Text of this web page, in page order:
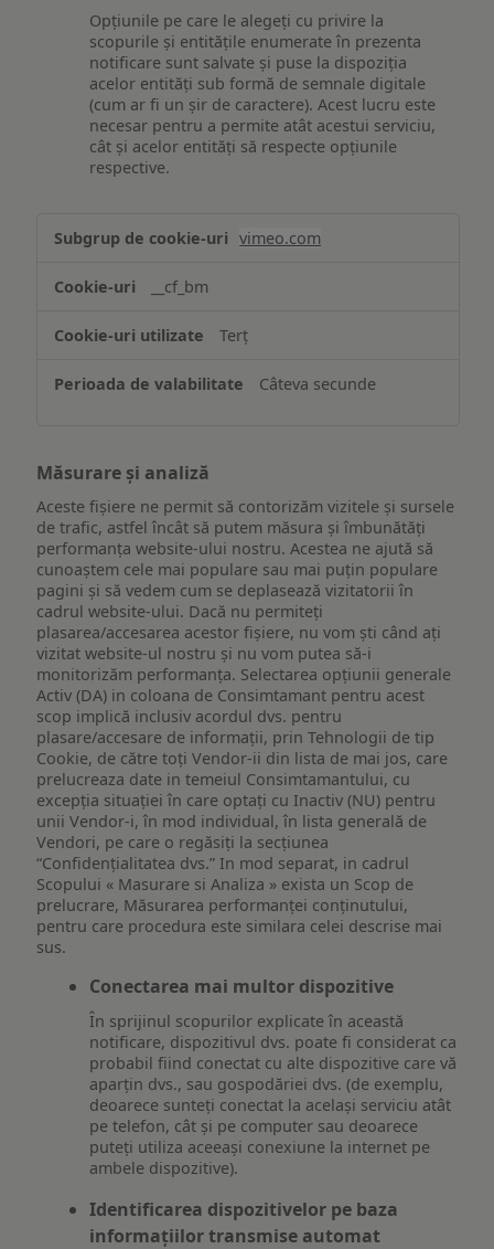
Opțiunile pe care le alegeți cu privire la
scopurile și entitățile enumerate în prezenta
notificare sunt salvate și puse la dispoziția
acelor entități sub formă de semnale digitale
(cum ar fi un șir de caractere). Acest lucru este
necesar pentru a permite atât acestui serviciu,
cât și acelor entități să respecte opțiunile
respective.
Asigurarea
funcționalităților
website-
ului
vimeo.com
__cf_bm
Terț
Câteva secunde
Măsurare și analiză
Aceste fișiere ne permit să contorizăm vizitele și sursele
de trafic, astfel încât să putem măsura și îmbunătăți
performanța website-ului nostru. Acestea ne ajută să
cunoaștem cele mai populare sau mai puțin populare
pagini și să vedem cum se deplasează vizitatorii în
cadrul website-ului. Dacă nu permiteți
plasarea/accesarea acestor fișiere, nu vom ști când ați
vizitat website-ul nostru și nu vom putea să-i
monitorizăm performanța. Selectarea opțiunii generale
Activ (DA) in coloana de Consimtamant pentru acest
scop implică inclusiv acordul dvs. pentru
plasare/accesare de informații, prin Tehnologii de tip
Cookie, de către toți Vendor-ii din lista de mai jos, care
prelucreaza date in temeiul Consimtamantului, cu
excepția situației în care optați cu Inactiv (NU) pentru
unii Vendor-i, în mod individual, în lista generală de
Vendori, pe care o regăsiți la secțiunea
“Confidențialitatea dvs.” In mod separat, in cadrul
Scopului « Masurare si Analiza » exista un Scop de
prelucrare, Măsurarea performanței conținutului,
pentru care procedura este similara celei descrise mai
sus.
Conectarea mai multor dispozitive
În sprijinul scopurilor explicate în această
notificare, dispozitivul dvs. poate fi considerat ca
probabil fiind conectat cu alte dispozitive care vă
aparțin dvs., sau gospodăriei dvs. (de exemplu,
deoarece sunteți conectat la același serviciu atât
pe telefon, cât și pe computer sau deoarece
puteți utiliza aceeași conexiune la internet pe
ambele dispozitive).
Identificarea dispozitivelor pe baza
informațiilor transmise automat